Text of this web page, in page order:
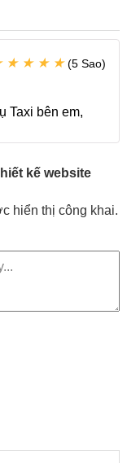
★ ★ ★ ★(5 Sao)
Taxi bên em,
kế website
hiển thị công khai.